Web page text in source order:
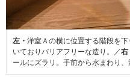
左・ 洋室Ａの横に位置する階段を
いておりバリアフリーな造り。／右
ールにズラリ。手前から水まわり